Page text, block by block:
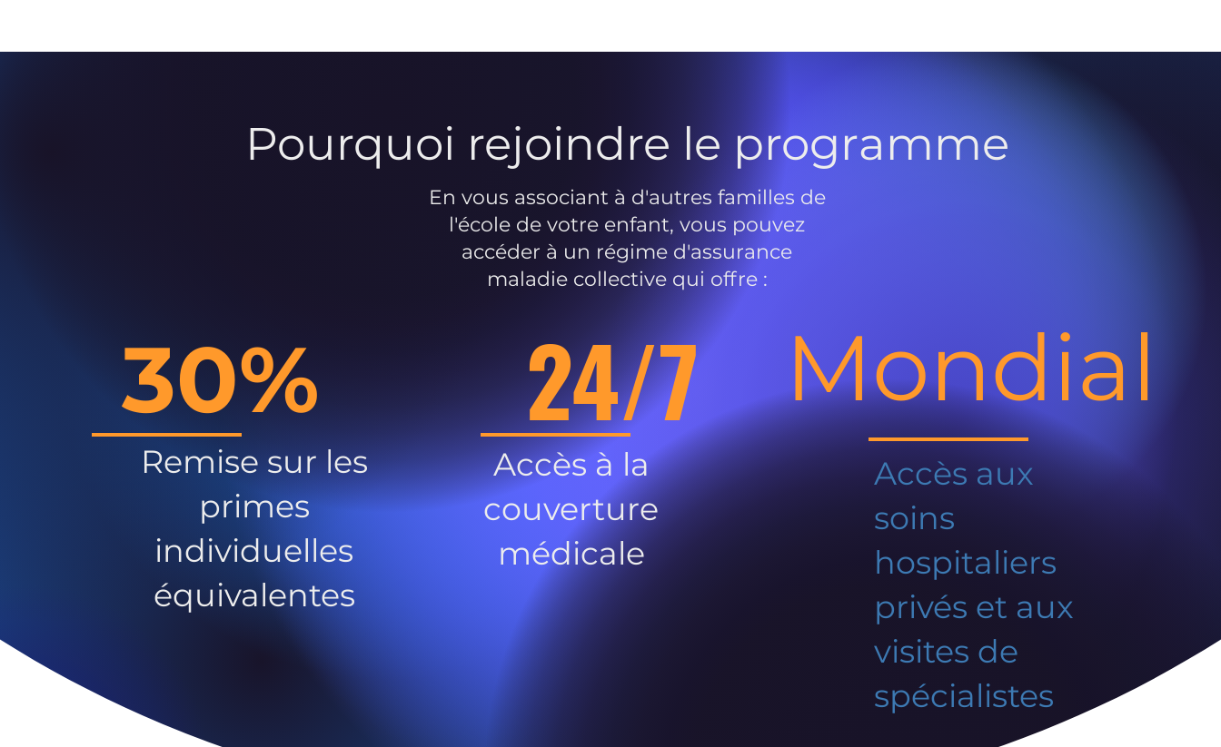
Pourquoi rejoindre le programme
En vous associant à d'autres familles de
l'école de votre enfant, vous pouvez
accéder à un régime d'assurance
maladie collective qui offre :
30%
Remise sur les
primes
individuelles
équivalentes
24/7
Accès à la
couverture
médicale
Mondial
Accès aux
soins
hospitaliers
privés et aux
visites de
spécialistes